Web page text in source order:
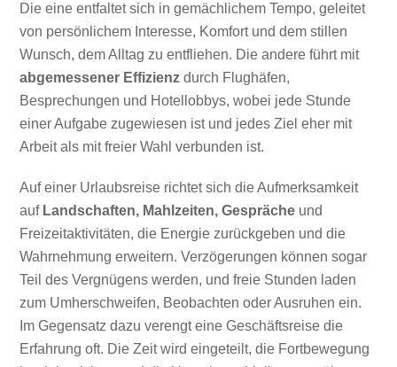
Die eine entfaltet sich in gemächlichem Tempo, geleitet
von persönlichem Interesse, Komfort und dem stillen
Wunsch, dem Alltag zu entfliehen. Die andere führt mit
abgemessener Effizienz durch Flughäfen,
Besprechungen und Hotellobbys, wobei jede Stunde
einer Aufgabe zugewiesen ist und jedes Ziel eher mit
Arbeit als mit freier Wahl verbunden ist.
Auf einer Urlaubsreise richtet sich die Aufmerksamkeit
auf Landschaften, Mahlzeiten, Gespräche und
Freizeitaktivitäten, die Energie zurückgeben und die
Wahrnehmung erweitern. Verzögerungen können sogar
Teil des Vergnügens werden, und freie Stunden laden
zum Umherschweifen, Beobachten oder Ausruhen ein.
Im Gegensatz dazu verengt eine Geschäftsreise die
Erfahrung oft. Die Zeit wird eingeteilt, die Fortbewegung